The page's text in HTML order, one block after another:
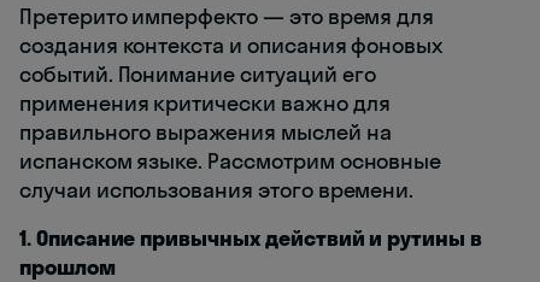
Претерито имперфекто — это время для
создания контекста и описания фоновых
событий. Понимание ситуаций его
применения критически важно для
правильного выражения мыслей на
испанском языке. Рассмотрим основные
случаи использования этого времени.
1. Описание привычных действий и рутины в
прошлом